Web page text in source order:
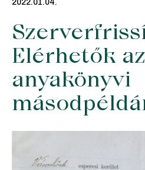
2022.01.04.
Elérhetők az
anyakönyvi